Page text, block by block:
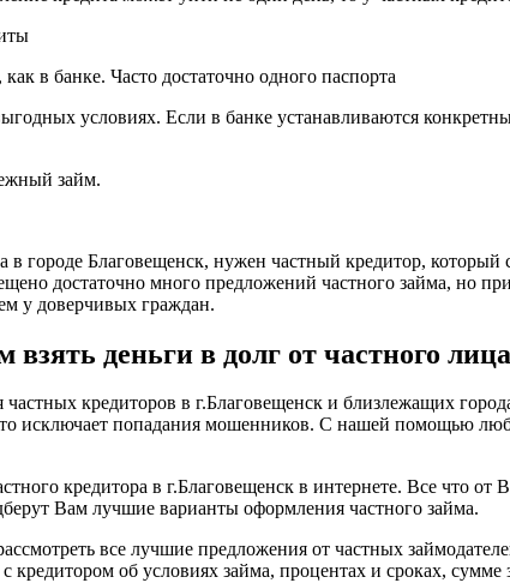
в банке. Часто достаточно одного паспорта
условиях. Если в банке устанавливаются
займ.
городе Благовещенск, нужен частный кредитор,
достаточно много предложений частного займа, но
у доверчивых граждан.
деньги в долг от частного
кредиторов в г.Благовещенск и близлежащих
исключает попадания мошенников. С нашей помощью
кредитора в г.Благовещенск в интернете. Все что от
Вам лучшие варианты оформления частного займа.
все лучшие предложения от частных
об условиях займа, процентах и сроках, сумме